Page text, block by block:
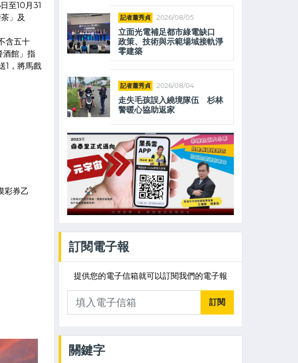
至10月31
」及
含五十
酒館」指
1，將馬戲
彩券乙
記者蕭秀貞 2026/08/05
立面光電補足都市綠電缺口
政策、技術與示範場域接軌淨
零建築
記者蕭秀貞 2026/08/04
走失毛孩誤入繞境隊伍 杉林
警暖心協助返家
訂閱電子報
提供您的電子信箱就可以訂閱我們的電子報
訂閱
關鍵字